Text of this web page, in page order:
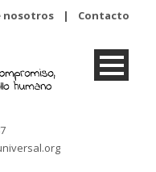
nosotros | Contacto